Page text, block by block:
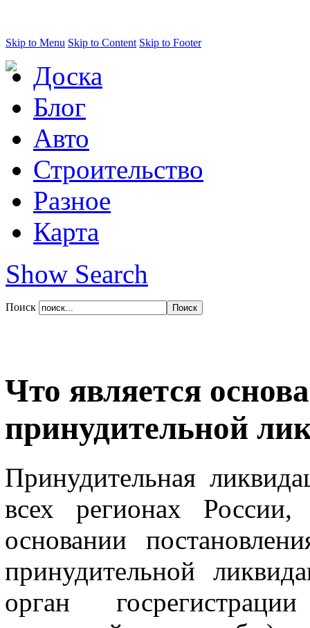
Skip to Menu Skip to Content Skip to Footer
Доска
Блог
Авто
Строительство
Разное
Карта
Show Search
Поиск
Что является
принудительной
Принудительная
всех регионах
основании
принудительной
орган